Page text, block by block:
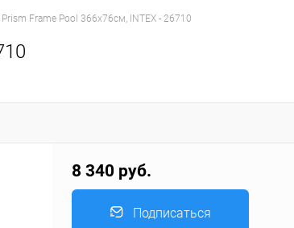
Frame Pool 366х76см, INTEX - 26710
8 340 руб.
Подписаться